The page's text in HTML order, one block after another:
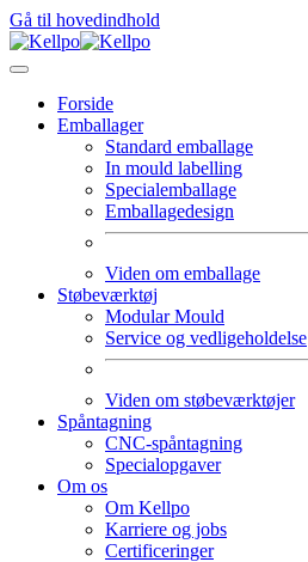
Gå til hovedindhold
Forside
Emballager
Standard emballage
In mould labelling
Specialemballage
Emballagedesign
Viden om emballage
Støbeværktøj
Modular Mould
Service og vedligeholdelse
Viden om støbeværktøjer
Spåntagning
CNC-spåntagning
Specialopgaver
Om os
Om Kellpo
Karriere og jobs
Certificeringer